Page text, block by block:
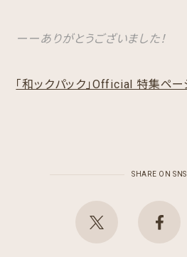
ーーありがとうございました！
「和ックパック」Official 特集ペー
SHARE ON SNS